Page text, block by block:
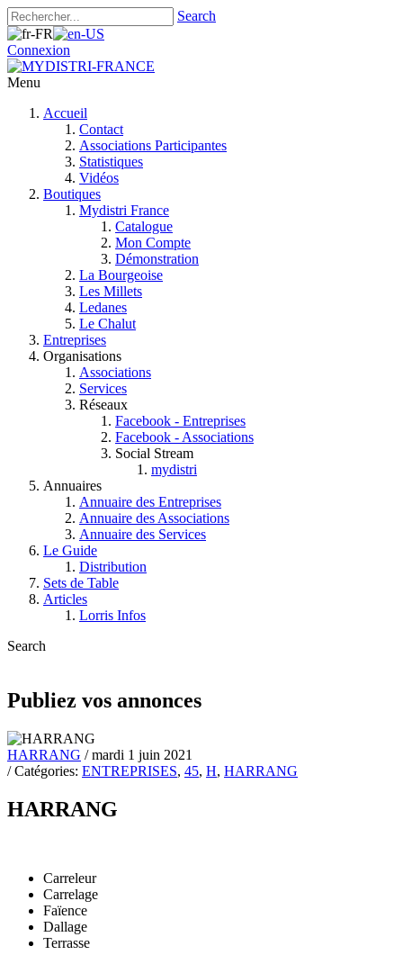
Search
Connexion
Menu
Accueil
Contact
Associations Participantes
Statistiques
Vidéos
Boutiques
Mydistri France
Catalogue
Mon Compte
Démonstration
La Bourgeoise
Les Millets
Ledanes
Le Chalut
Entreprises
Organisations
Associations
Services
Réseaux
Facebook - Entreprises
Facebook - Associations
Social Stream
mydistri
Annuaires
Annuaire des Entreprises
Annuaire des Associations
Annuaire des Services
Le Guide
Distribution
Sets de Table
Articles
Lorris Infos
Search
Publiez vos annonces
HARRANG / mardi 1 juin 2021
/ Catégories: ENTREPRISES, 45, H, HARRANG
HARRANG
Carreleur
Carrelage
Faïence
Dallage
Terrasse